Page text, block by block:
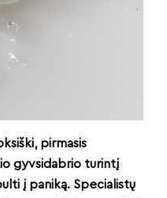
pirmasis
gyvsidabrio turintį
į paniką. Specialistų